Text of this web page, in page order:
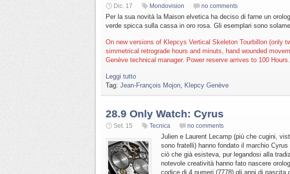
Dic. 17 Mondovision no comments
Per la sua novità la Maison elvetica ha deciso di farne un
verde spicca sulla cassa in oro rosa. Gli esemplari sono
On new versions of Klepcys Vertical Skeleton Tourbillon (only
simmetrical retrograde hours and minuts, hand wounded
Genève technical manager. Power reserve arrives to 100 Hours.
Leggi tutto
Tag: Jean-François Mojon Klepcy Genève
28.9 Only Watch: Cyrus
Set. 15 Tecnica no comments
Julien e Laurent Lecamp (più che cugini,
sono fratelli) hanno fondato il marchio
ciò che già esisteva, pur legandosi alla
notevole creatività hanno fato nascere
codice di 4 numeri (7778) gli anni di nascita